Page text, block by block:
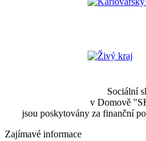
Sociální
v Domově
jsou poskytovány za finanční
Zajímavé informace